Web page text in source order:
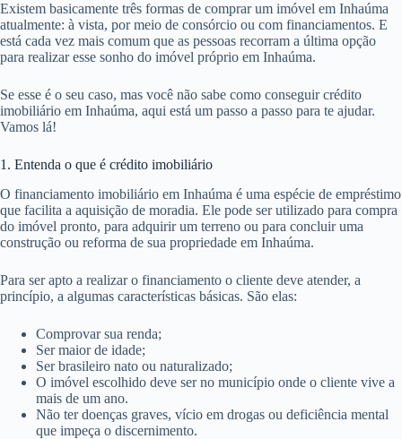
Existem basicamente três formas de comprar um imóvel em Inhaúma
atualmente: à vista, por meio de consórcio ou com financiamentos. E
está cada vez mais comum que as pessoas recorram a última opção
para realizar esse sonho do imóvel próprio em Inhaúma.
Se esse é o seu caso, mas você não sabe como conseguir crédito
imobiliário em Inhaúma, aqui está um passo a passo para te ajudar.
Vamos lá!
1. Entenda o que é crédito imobiliário
O financiamento imobiliário em Inhaúma é uma espécie de empréstimo
que facilita a aquisição de moradia. Ele pode ser utilizado para compra
do imóvel pronto, para adquirir um terreno ou para concluir uma
construção ou reforma de sua propriedade em Inhaúma.
Para ser apto a realizar o financiamento o cliente deve atender, a
princípio, a algumas características básicas. São elas:
Comprovar sua renda;
Ser maior de idade;
Ser brasileiro nato ou naturalizado;
O imóvel escolhido deve ser no município onde o cliente vive a
mais de um ano.
Não ter doenças graves, vício em drogas ou deficiência mental
que impeça o discernimento.